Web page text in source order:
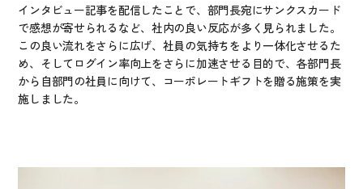
インタビュー記事を配信したことで、部門長宛にサンクスカード
で感想が寄せられるなど、社内の良い反応が多く見られました。
この良い流れをさらに広げ、社員の気持ちをより一体化させるた
め、そしてログイン率向上をさらに加速させる目的で、各部門長
から自部門の社員に向けて、コーポレートギフトを贈る施策を実
施しました。